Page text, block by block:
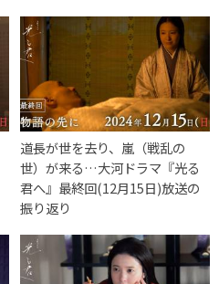
道長が世を去り、嵐（戦乱の
世）が来る…大河ドラマ『光る
君へ』最終回(12月15日)放送の
振り返り